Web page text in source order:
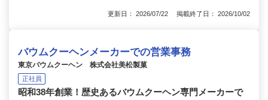
更新日： 2026/07/22 掲載終了日： 2026/10/02
バウムクーヘンメーカーでの営業事務
東京バウムクーヘン 株式会社美松製菓
正社員
昭和38年創業！歴史あるバウムクーヘン専門メーカーで